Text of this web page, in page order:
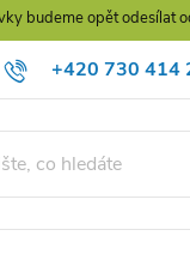
budeme opět
+420 730 414